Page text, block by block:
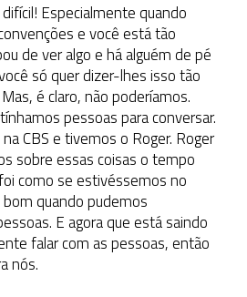
Especialmente quando
e você está tão
de ver algo e há alguém de pé
só quer dizer-lhes isso tão
é claro, não poderíamos.
pessoas para conversar.
CBS e tivemos o Roger. Roger
sobre essas coisas o tempo
como se estivéssemos no
quando pudemos
E agora que está saindo
falar com as pessoas, então
nós.